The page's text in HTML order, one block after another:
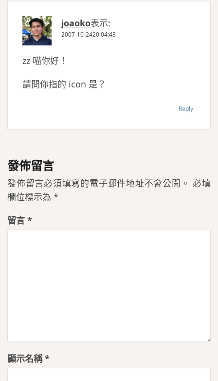
joaoko表示:
2007-10-2420:04:43
zz 喵你好！
請問你指的 icon 是？
Reply
發佈留言
發佈留言必須填寫的電子郵件地址不會公開。 必填
欄位標示為 *
留言 *
顯示名稱*